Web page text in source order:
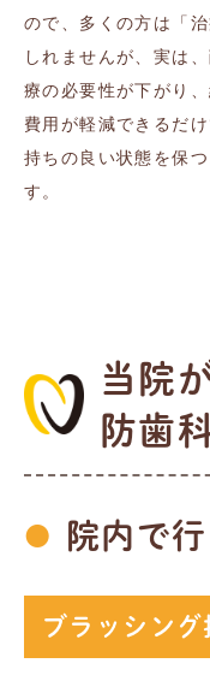
ので、多くの方は「
しれませんが、実は
療の必要性が下がり
費用が軽減できるだ
持ちの良い状態を保
す。
当院
防歯
院内で
ブラッシング